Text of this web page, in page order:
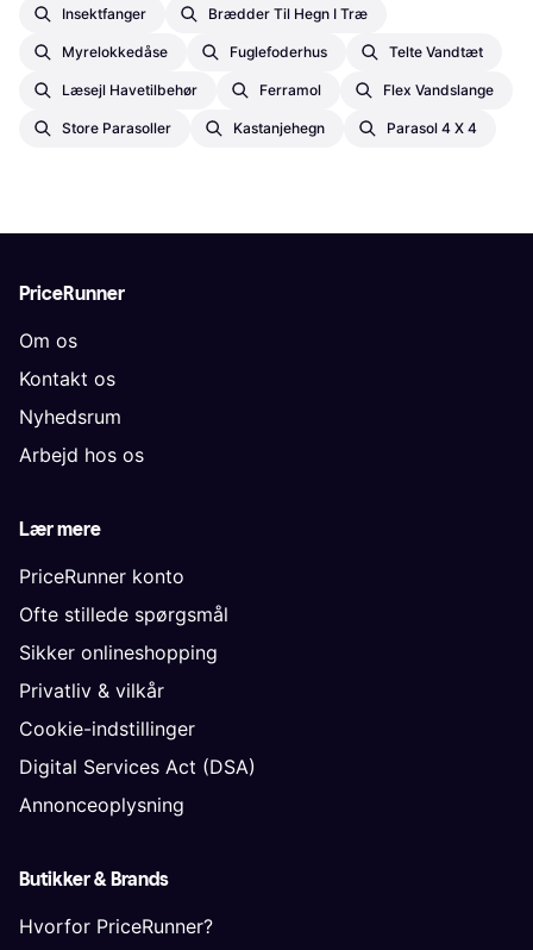
Insektfanger Brædder Til Hegn I Træ
Myrelokkedåse Fuglefoderhus Telte Vandtæt
Læsejl Havetilbehør Ferramol Flex Vandslange
Store Parasoller Kastanjehegn Parasol 4 X 4
PriceRunner
Om os
Kontakt os
Nyhedsrum
Arbejd hos os
Lær mere
PriceRunner konto
Ofte stillede spørgsmål
Sikker onlineshopping
Privatliv & vilkår
Cookie-indstillinger
Digital Services Act (DSA)
Annonceoplysning
Butikker & Brands
Hvorfor PriceRunner?